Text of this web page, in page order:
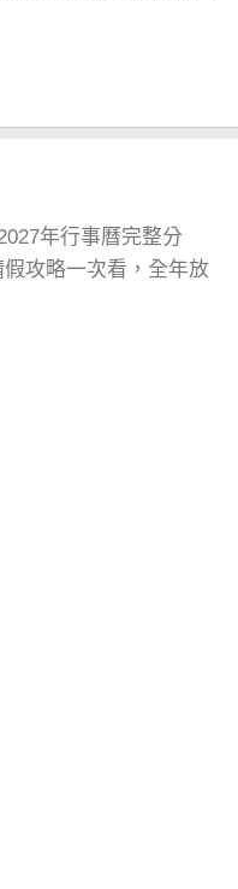
年行事曆完整分
攻略一次看，全年放